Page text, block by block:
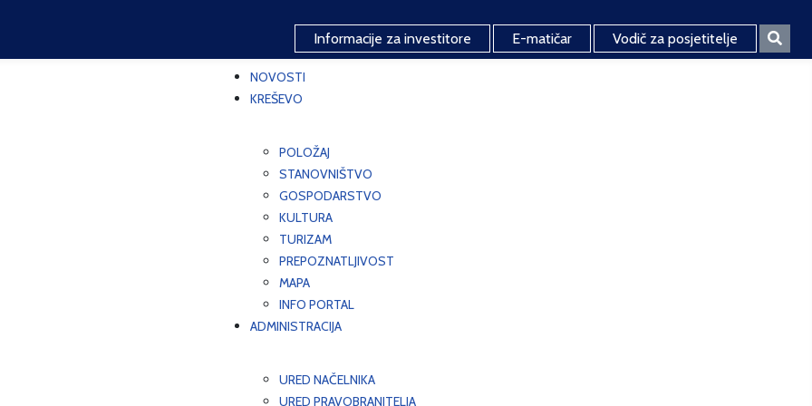
Informacije za investitore E-matičar Vodič za posjetitelje
NOVOSTI
KREŠEVO
POLOŽAJ
STANOVNIŠTVO
GOSPODARSTVO
KULTURA
TURIZAM
PREPOZNATLJIVOST
MAPA
INFO PORTAL
ADMINISTRACIJA
URED NAČELNIKA
URED PRAVOBRANITELJA